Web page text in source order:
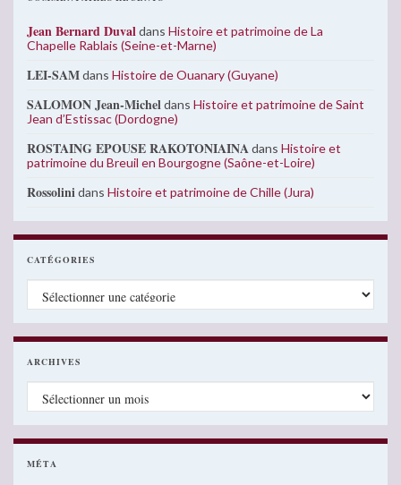
Jean Bernard Duvaldans Histoire et patrimoine de La
Chapelle Rablais (Seine-et-Marne)
LEI-SAMdans Histoire de Ouanary (Guyane)
SALOMON Jean-Micheldans Histoire et patrimoine de Saint
Jean d’Estissac (Dordogne)
ROSTAING EPOUSE RAKOTONIAINAdans Histoire et
patrimoine du Breuil en Bourgogne (Saône-et-Loire)
Rossolinidans Histoire et patrimoine de Chille (Jura)
CATÉGORIES
Catégories
ARCHIVES
Archives
MÉTA